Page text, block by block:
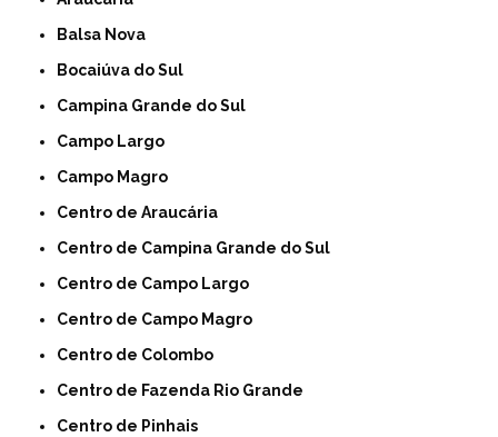
Balsa Nova
Bocaiúva do Sul
Campina Grande do Sul
Campo Largo
Campo Magro
Centro de Araucária
Centro de Campina Grande do Sul
Centro de Campo Largo
Centro de Campo Magro
Centro de Colombo
Centro de Fazenda Rio Grande
Centro de Pinhais